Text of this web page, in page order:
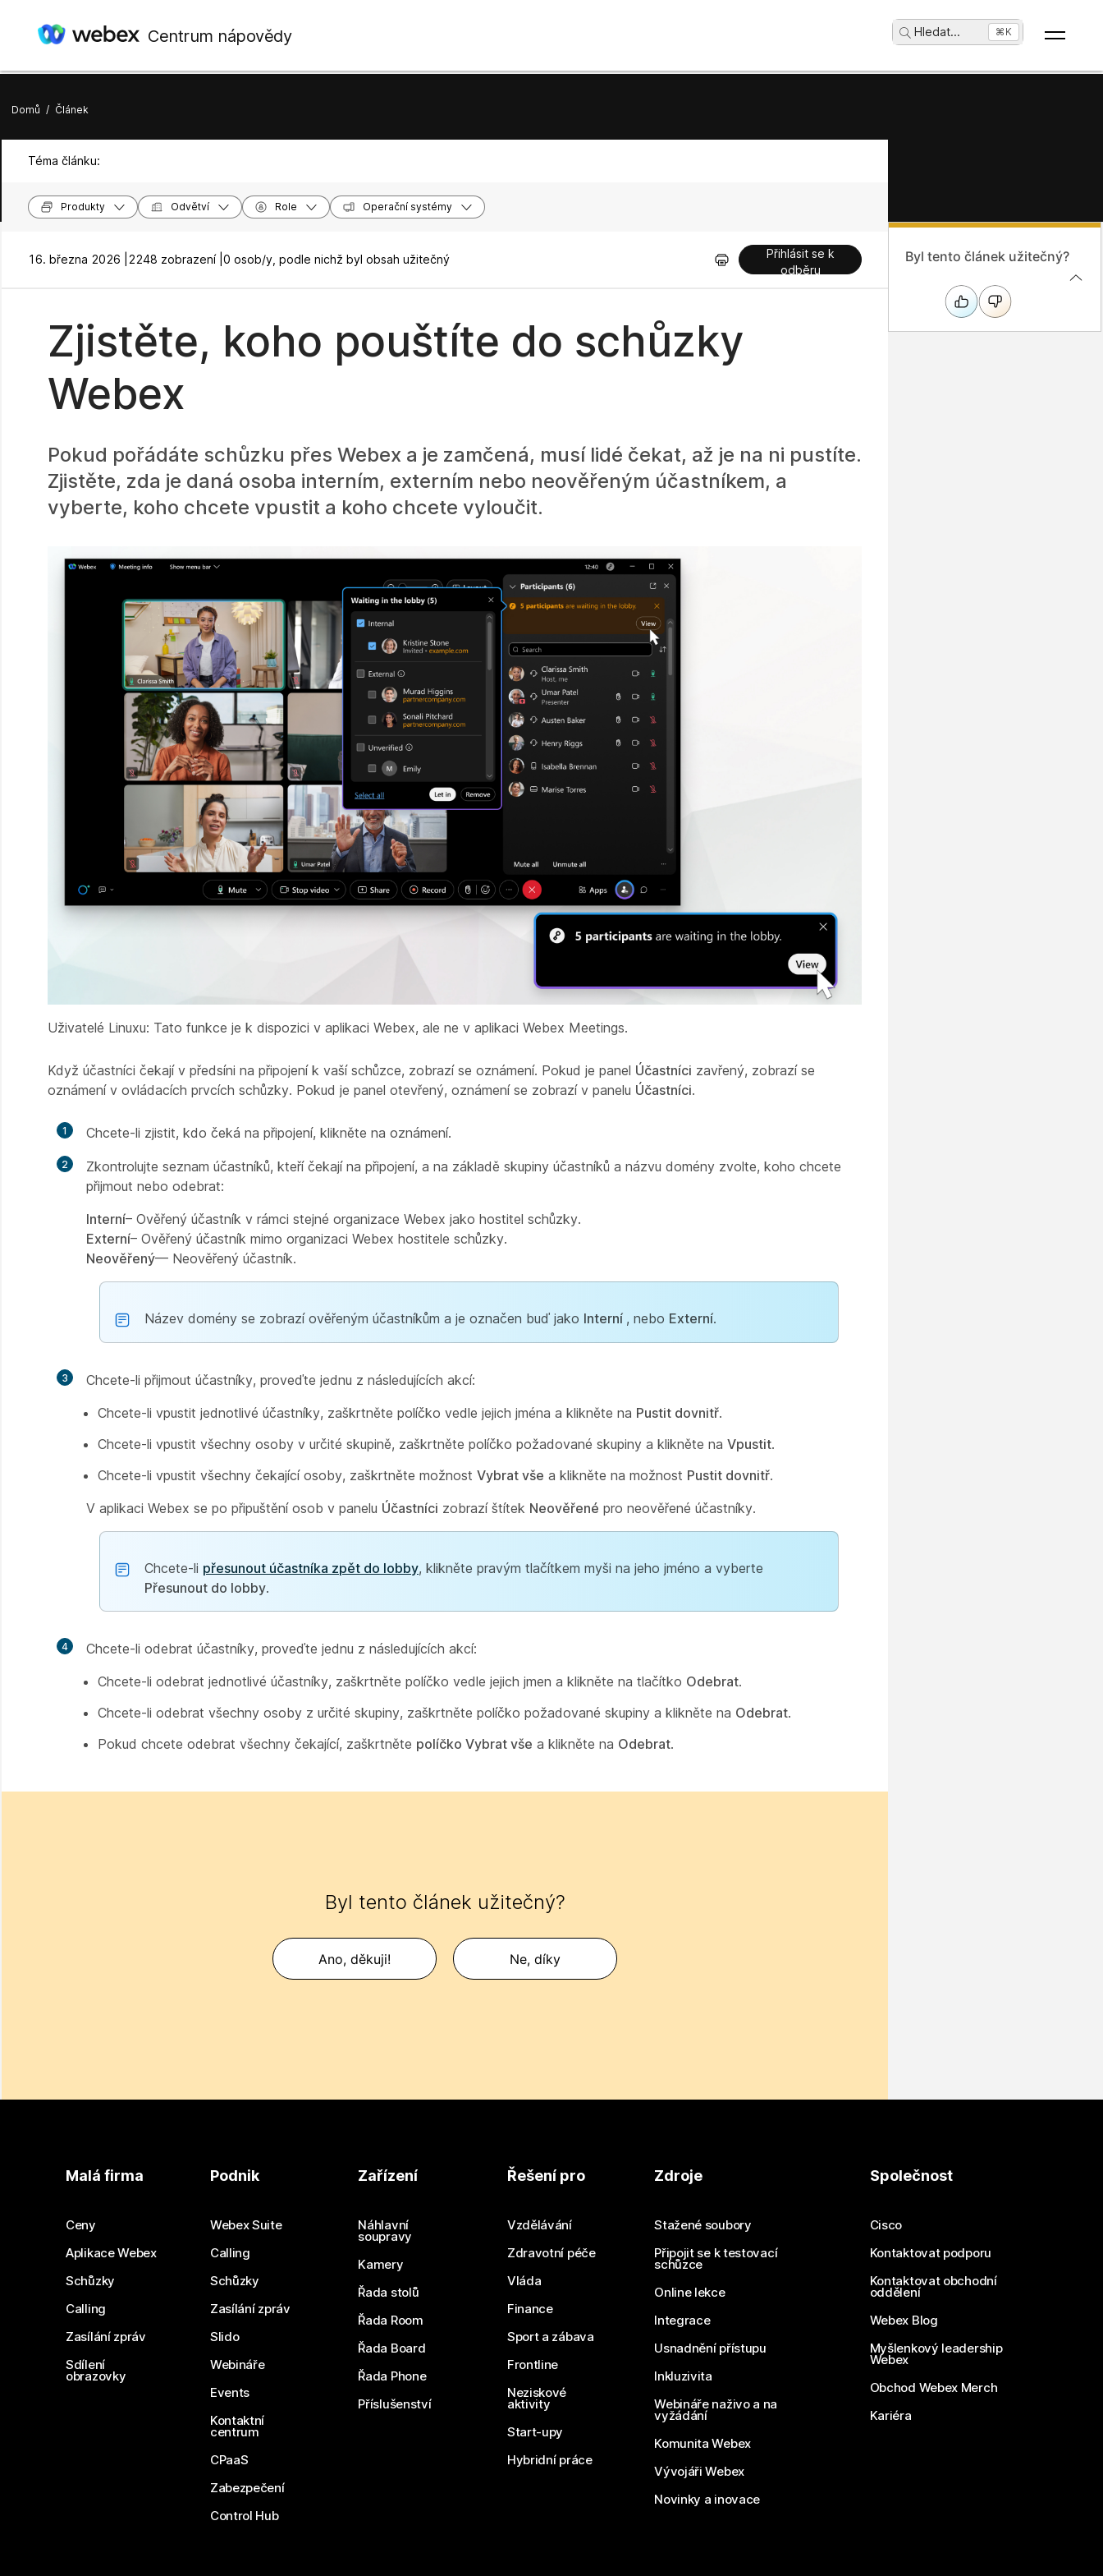
Centrum nápovědy Hledat... ⌘K
Domů / Článek
Téma článku:
Produkty Odvětví Role Operační systémy
16. března 2026 | 2248 zobrazení | 0 osob/y, podle nichž byl obsah užitečný
Přihlásit se k
odběru
Zjistěte, koho pouštíte do schůzky
Webex
Pokud pořádáte schůzku přes Webex a je zamčená, musí lidé čekat, až je na ni pustíte.
Zjistěte, zda je daná osoba interním, externím nebo neověřeným účastníkem, a
vyberte, koho chcete vpustit a koho chcete vyloučit.
Uživatelé Linuxu: Tato funkce je k dispozici v aplikaci Webex, ale ne v aplikaci Webex Meetings.
Když účastníci čekají v předsíni na připojení k vaší schůzce, zobrazí se oznámení. Pokud je panel Účastníci zavřený, zobrazí se
oznámení v ovládacích prvcích schůzky. Pokud je panel otevřený, oznámení se zobrazí v panelu Účastníci.
1 Chcete-li zjistit, kdo čeká na připojení, klikněte na oznámení.
2
Zkontrolujte seznam účastníků, kteří čekají na připojení, a na základě skupiny účastníků a názvu domény zvolte, koho chcete
přijmout nebo odebrat:
Interní– Ověřený účastník v rámci stejné organizace Webex jako hostitel schůzky.
Externí– Ověřený účastník mimo organizaci Webex hostitele schůzky.
Neověřený— Neověřený účastník.
Název domény se zobrazí ověřeným účastníkům a je označen buď jako Interní , nebo Externí.
3
Chcete-li přijmout účastníky, proveďte jednu z následujících akcí:
Chcete-li vpustit jednotlivé účastníky, zaškrtněte políčko vedle jejich jména a klikněte na Pustit dovnitř.
Chcete-li vpustit všechny osoby v určité skupině, zaškrtněte políčko požadované skupiny a klikněte na Vpustit.
Chcete-li vpustit všechny čekající osoby, zaškrtněte možnost Vybrat vše a klikněte na možnost Pustit dovnitř.
V aplikaci Webex se po připuštění osob v panelu Účastníci zobrazí štítek Neověřené pro neověřené účastníky.
Chcete-li přesunout účastníka zpět do lobby, klikněte pravým tlačítkem myši na jeho jméno a vyberte
Přesunout do lobby.
4
Chcete-li odebrat účastníky, proveďte jednu z následujících akcí:
Chcete-li odebrat jednotlivé účastníky, zaškrtněte políčko vedle jejich jmen a klikněte na tlačítko Odebrat.
Chcete-li odebrat všechny osoby z určité skupiny, zaškrtněte políčko požadované skupiny a klikněte na Odebrat.
Pokud chcete odebrat všechny čekající, zaškrtněte políčko Vybrat vše a klikněte na Odebrat.
Byl tento článek užitečný?
Ano, děkuji! Ne, díky
Byl tento článek užitečný?
Malá firma
Ceny
Aplikace Webex
Schůzky
Calling
Zasílání zpráv
Sdílení
obrazovky
Podnik
Webex Suite
Calling
Schůzky
Zasílání zpráv
Slido
Webináře
Events
Kontaktní
centrum
CPaaS
Zabezpečení
Control Hub
Zařízení
Náhlavní
soupravy
Kamery
Řada stolů
Řada Room
Řada Board
Řada Phone
Příslušenství
Řešení pro
Vzdělávání
Zdravotní péče
Vláda
Finance
Sport a zábava
Frontline
Neziskové
aktivity
Start-upy
Hybridní práce
Zdroje
Stažené soubory
Připojit se k testovací
schůzce
Online lekce
Integrace
Usnadnění přístupu
Inkluzivita
Webináře naživo a na
vyžádání
Komunita Webex
Vývojáři Webex
Novinky a inovace
Společnost
Cisco
Kontaktovat podporu
Kontaktovat obchodní
oddělení
Webex Blog
Myšlenkový leadership
Webex
Obchod Webex Merch
Kariéra